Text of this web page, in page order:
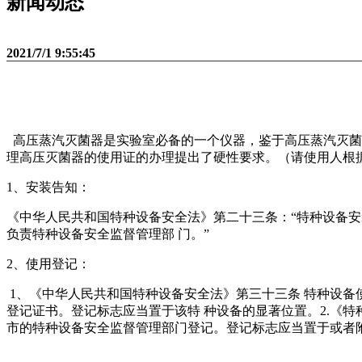
2021/7/1 9:55:45
高压蒸汽灭菌器是实验室必备的一个仪器，鉴于高压蒸汽灭
理高压灭菌器的使用证的办理提出了硬性要求。（请使用人根
1、安装告知：
《中华人民共和国特种设备安全法》第二十三条：“特种设
负责特种设备安全监督管理部 门。”
2、使用登记：
1、《中华人民共和国特种设备安全法》第三十三条 特种设
登记证书。登记标志应当置于该特 种设备的显著位置。2.《
市的特种设备安全监督管理部门登记。登记标志应当置于或者